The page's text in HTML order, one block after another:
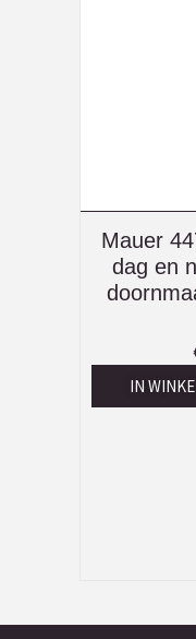
Mauer
dag en
IN